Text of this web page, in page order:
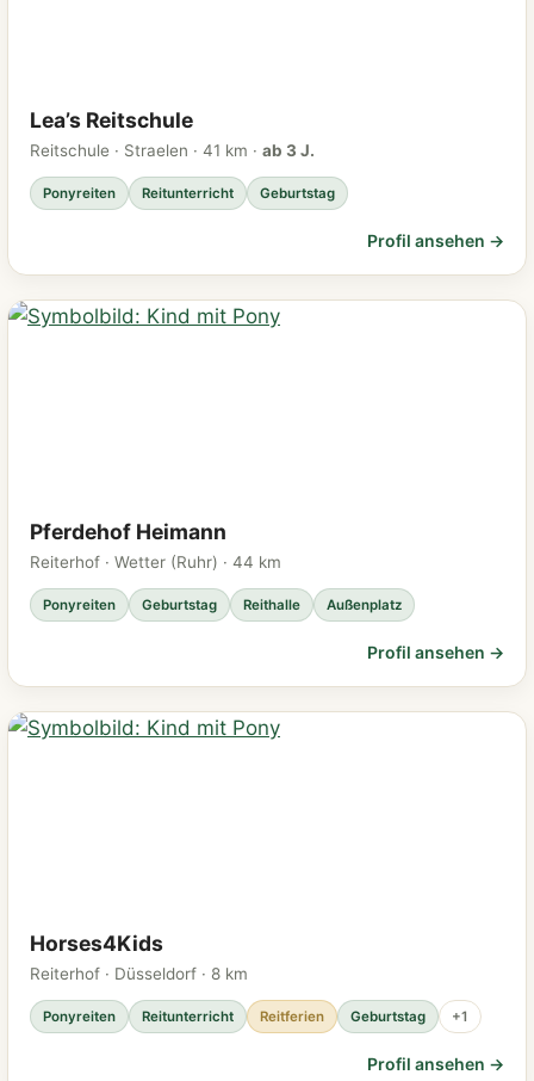
Lea’s Reitschule
Reitschule · Straelen · 41 km · ab 3 J.
Ponyreiten Reitunterricht Geburtstag
Profil ansehen →
Pferdehof Heimann
Reiterhof · Wetter (Ruhr) · 44 km
Ponyreiten Geburtstag Reithalle Außenplatz
Profil ansehen →
Horses4Kids
Reiterhof · Düsseldorf · 8 km
Ponyreiten Reitunterricht Reitferien Geburtstag +1
Profil ansehen →